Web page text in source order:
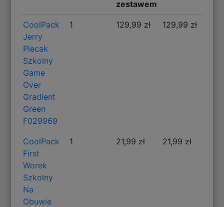
zestawem
CoolPack
Jerry
Plecak
Szkolny
Game
Over
Gradient
Green
F029969
1 129,99 zł 129,99 zł
CoolPack
First
Worek
Szkolny
Na
Obuwie
1 21,99 zł 21,99 zł